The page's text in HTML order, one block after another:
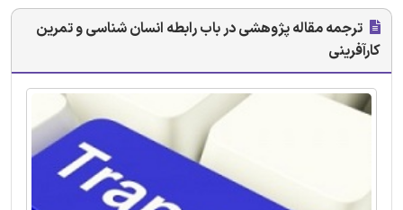
ترجمه مقاله پژوهشی در باب رابطه انسان شناسی و تمرین
کارآفرینی